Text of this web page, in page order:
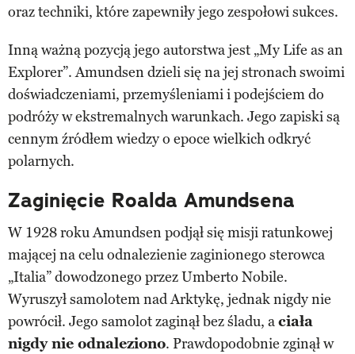
oraz techniki, które zapewniły jego zespołowi sukces.
Inną ważną pozycją jego autorstwa jest „My Life as an
Explorer”. Amundsen dzieli się na jej stronach swoimi
doświadczeniami, przemyśleniami i podejściem do
podróży w ekstremalnych warunkach. Jego zapiski są
cennym źródłem wiedzy o epoce wielkich odkryć
polarnych.
Zaginięcie Roalda Amundsena
W 1928 roku Amundsen podjął się misji ratunkowej
mającej na celu odnalezienie zaginionego sterowca
„Italia” dowodzonego przez Umberto Nobile.
Wyruszył samolotem nad Arktykę, jednak nigdy nie
powrócił. Jego samolot zaginął bez śladu, aciała
nigdy nie odnaleziono. Prawdopodobnie zginął w